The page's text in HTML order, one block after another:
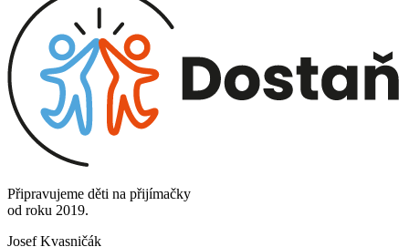
Připravujeme děti na přijímačky
od roku 2019.
Josef Kvasničák